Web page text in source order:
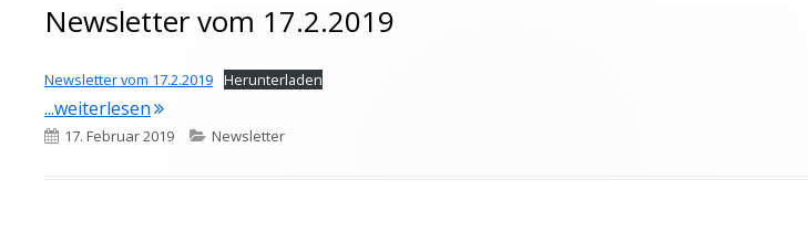
Newsletter vom 17.2.2019
Newsletter vom 17.2.2019 Herunterladen
...weiterlesen"Newsletter vom 17.2.2019"
Veröffentlicht
17. Februar 2019 Kategorien
Newsletter